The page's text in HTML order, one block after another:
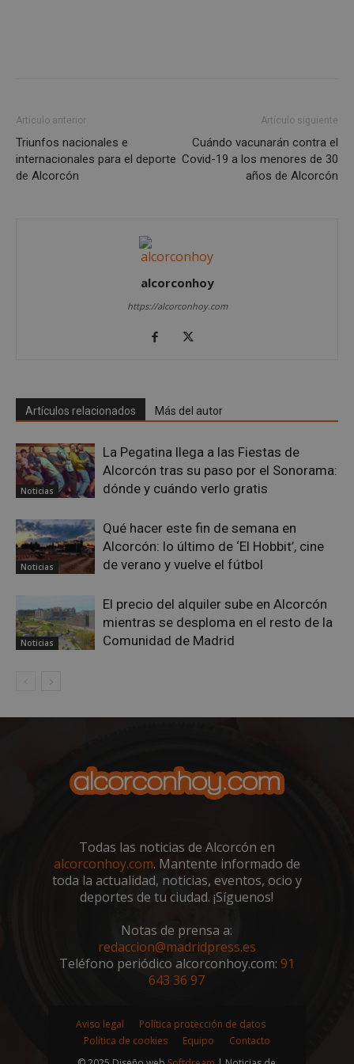
Artículo anterior
Triunfos nacionales e
internacionales para el deporte
de Alcorcón
Artículo siguiente
Cuándo vacunarán contra el
Covid-19 a los menores de 30
años de Alcorcón
alcorconhoy
https://alcorconhoy.com
Artículos relacionados Más del autor
Noticias
La Pegatina llega a las Fiestas de
Alcorcón tras su paso por el Sonorama:
dónde y cuándo verlo gratis
Noticias
Qué hacer este fin de semana en
Alcorcón: lo último de ‘El Hobbit’, cine
de verano y vuelve el fútbol
Noticias
El precio del alquiler sube en Alcorcón
mientras se desploma en el resto de la
Comunidad de Madrid
Todas las noticias de Alcorcón en
alcorconhoy.com. Mantente informado de
toda la actualidad, noticias, eventos, ocio y
deportes de tu ciudad. ¡Síguenos!
Notas de prensa a:
redaccion@madridpress.es
Teléfono periódico alcorconhoy.com: 91
643 36 97
Aviso legal
Política protección de datos
Política de cookies
Equipo
Contacto
AWSALBCORS
Amazon.com
Inc.
embed.bsky.app
1 semana
sp_landing
Spotify Inc.
.spotify.com
minutos
VISITOR_PRIVACY_METADATA
YouTube
.youtube.com
.spotify.com